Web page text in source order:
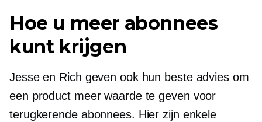
Hoe u meer abonnees
kunt krijgen
Jesse en Rich geven ook hun beste advies om
een ​​product meer waarde te geven voor
terugkerende abonnees. Hier zijn enkele